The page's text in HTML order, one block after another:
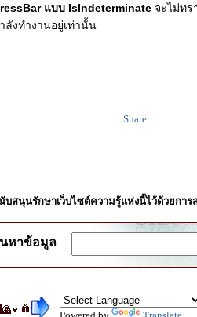
แบบ IsIndeterminate จะไม่ทร
ลังทำงานอยู่เท่านั้น
Share
บสนุนรักษาเว็บไซต์ความรู้แห่งนี้ไว้ด้วยกา
หาข้อมูล